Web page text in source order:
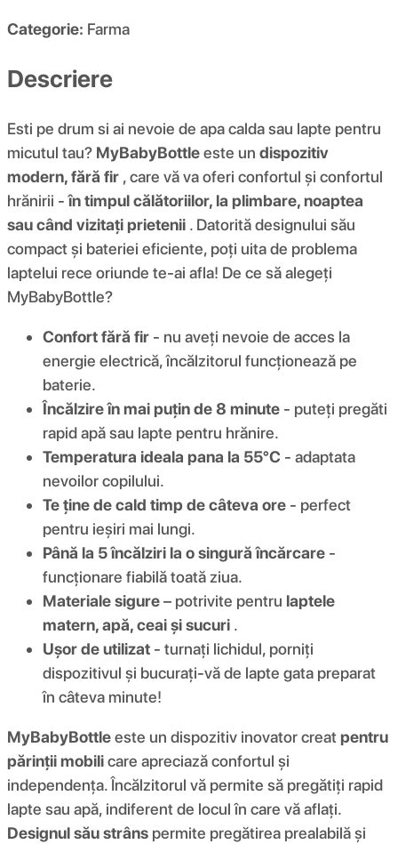
Categorie: Farma
Descriere
Esti pe drum si ai nevoie de apa calda sau lapte pentru
micutul tau? MyBabyBottleeste un dispozitiv
modern, fără fir , care vă va oferi confortul și confortul
hrănirii -în timpul călătoriilor, la plimbare, noaptea
sau când vizitați prietenii . Datorită designului său
compact și bateriei eficiente, poți uita de problema
laptelui rece oriunde te-ai afla! De ce să alegeți
MyBabyBottle?
Confort fără fir - nu aveți nevoie de acces la
energie electrică, încălzitorul funcționează pe
baterie.
Încălzire în mai puțin de 8 minute - puteți pregăti
rapid apă sau lapte pentru hrănire.
Temperatura ideala pana la 55°C - adaptata
nevoilor copilului.
Te ține de cald timp de câteva ore - perfect
pentru ieșiri mai lungi.
Până la 5 încălziri la o singură încărcare -
funcționare fiabilă toată ziua.
Materiale sigure– potrivite pentru laptele
matern, apă, ceai și sucuri .
Ușor de utilizat - turnați lichidul, porniți
dispozitivul și bucurați-vă de lapte gata preparat
în câteva minute!
MyBabyBottleeste un dispozitiv inovator creatpentru
părinții mobilicare apreciază confortul și
independența. Încălzitorul vă permite să pregătiți rapid
lapte sau apă, indiferent de locul în care vă aflați.
Designul său strâns permite pregătirea prealabilă și